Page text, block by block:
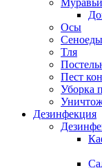
Муравьи
Осы
Сеноеды
Тля
Пест
Уборка
Дезинфекция